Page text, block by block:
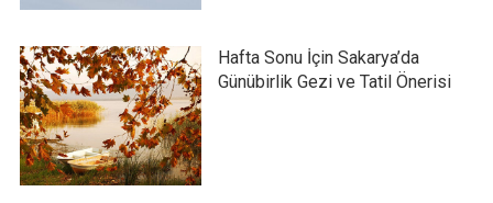
Hafta Sonu İçin Sakarya’da
Günübirlik Gezi ve Tatil Önerisi